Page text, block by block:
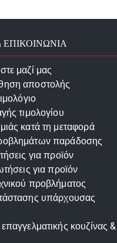
ΕΠΙΚΟΙΝΩΝΙΑ
μαζί μας
αποστολής
τιμολογίου
κατά τη μεταφορά
παράδοσης
για προϊόν
για προϊόν
προβλήματος
υπάρχουσας
κουζίνας &